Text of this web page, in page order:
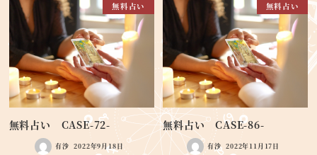
無料占い
無料占い CASE-72-
有沙 2022年9月18日
無料占い
無料占い CASE-86-
有沙 2022年11月17日